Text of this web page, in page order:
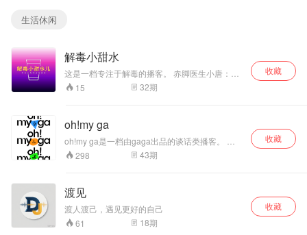
真诚分享，像颗咸
蛋一样，愿能给大
家的生活带来点滋
味，总有一颗打动
【第八颗咸蛋】：本期聊聊“邯郸初中生残忍杀人事件”，在新闻
背后，到底是后天教育的缺失还是先天就是恶童。
我们无比心疼受害少年，他的生命之花还未迎来绽放，便被无
生活休闲
解毒小甜水
这是一档专注于解毒的播客。 赤脚医生小唐：
女；性乖张，喜逞强，不擅思辨，但爱分享。 蒙
古大夫巴叔：男；性颓丧，喜抬杠，善于讲理，
西的毒（宠物\家具\电脑等）； 事情的毒（结婚
\上学\毕业等）； 。。。 在每一个浑身发紫的时
刻，一定要努力灌下一杯小甜水儿，可以是楼下
买的可乐，也可也是我们的野路子播客，只要能
kitty5848@126.com
15 32期
收藏
oh!my ga
oh!my ga是一档由gaga出品的谈话类播客。 每
期邀请生活有料、品味有趣的朋友做客，通过不
一样的生活方式故事、有趣的观点输出，犀利的
式】灵感加餐。 就像gaga门店一样，oh!myga没
有“目的性”和“正襟危坐的大餐”，“不知道去哪的时
候去gaga“---不知道听什么的时候听oh!my ga。
All Day Chill, 我们秉持全时段享乐主义的生活原
则, 现在就放松下来，和我们一起喝喝果茶、聊聊
298 43期
收藏
渡见
渡人渡己，遇见更好的自己
61
18期
收藏